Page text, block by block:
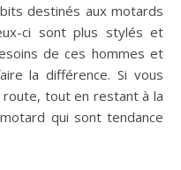
destinés aux motards
ci sont plus stylés et
de ces hommes et
la différence. Si vous
tout en restant à la
qui sont tendance